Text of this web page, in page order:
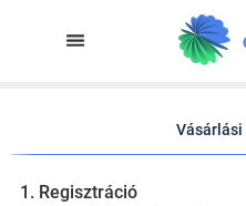
1. Regisztráció